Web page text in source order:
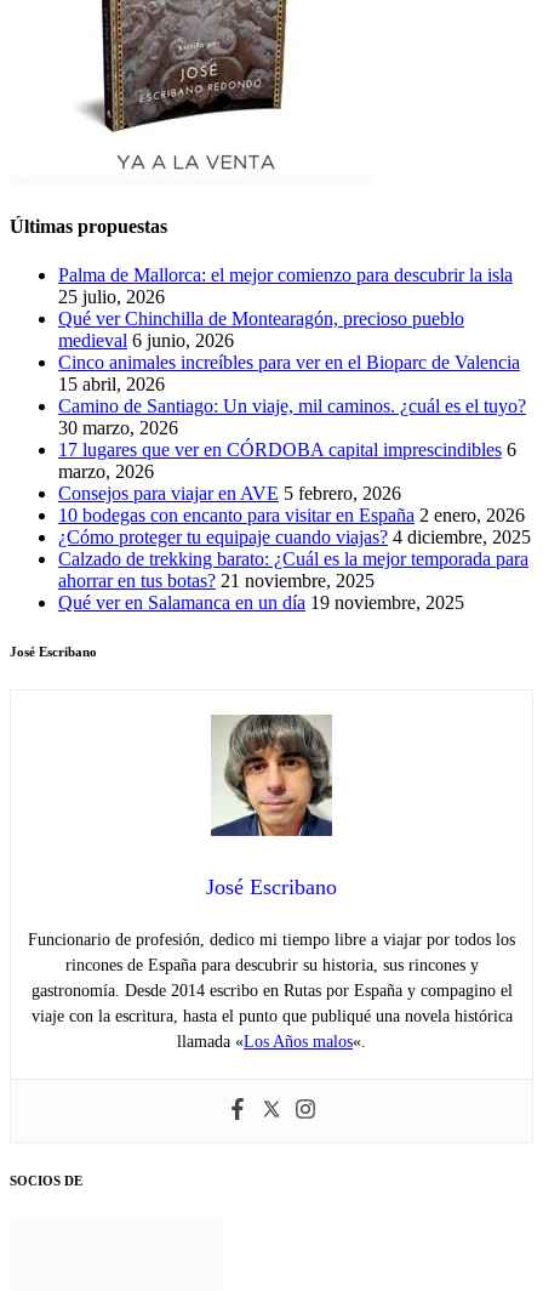
Últimas propuestas
Palma de Mallorca: el mejor comienzo para descubrir la isla
25 julio, 2026
Qué ver Chinchilla de Montearagón, precioso pueblo
medieval 6 junio, 2026
Cinco animales increíbles para ver en el Bioparc de Valencia
15 abril, 2026
Camino de Santiago: Un viaje, mil caminos. ¿cuál es el tuyo?
30 marzo, 2026
17 lugares que ver en CÓRDOBA capital imprescindibles 6
marzo, 2026
Consejos para viajar en AVE 5 febrero, 2026
10 bodegas con encanto para visitar en España 2 enero, 2026
¿Cómo proteger tu equipaje cuando viajas? 4 diciembre, 2025
Calzado de trekking barato: ¿Cuál es la mejor temporada para
ahorrar en tus botas? 21 noviembre, 2025
Qué ver en Salamanca en un día 19 noviembre, 2025
José Escribano
José Escribano
Funcionario de profesión, dedico mi tiempo libre a viajar por todos los
rincones de España para descubrir su historia, sus rincones y
gastronomía. Desde 2014 escribo en Rutas por España y compagino el
viaje con la escritura, hasta el punto que publiqué una novela histórica
llamada «Los Años malos«.
SOCIOS DE